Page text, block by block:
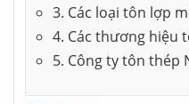
3. Các loại tôn lợp
4. Các thương hiệu
5. Công ty tôn thép